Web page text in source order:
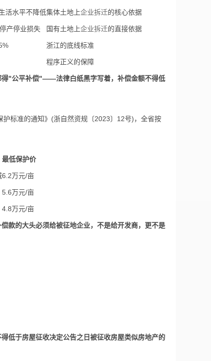
活水平不降低集体土地上企业拆迁的核心依据
产停业损失 国有土地上企业拆迁的直接依据
浙江的底线标准
程序正义的保障
得"公平补偿"——法律白纸黑字写着，补偿金额不得低
标准的通知》(浙自然资规〔2023〕12号)，全省按
最低保护价
6.2万元/亩
5.6万元/亩
4.8万元/亩
款的大头必须给被征地企业，不是给开发商，更不是
低于房屋征收决定公告之日被征收房屋类似房地产的